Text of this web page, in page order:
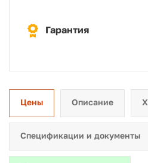
Гарантия
Цены Описание
Спецификации и документы